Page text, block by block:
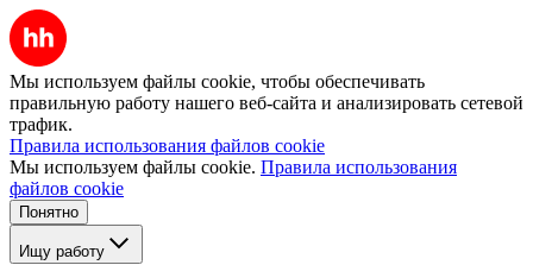
Мы используем файлы cookie, чтобы обеспечивать
правильную работу нашего веб-сайта и анализировать сетевой
трафик.
Правила использования файлов cookie
Мы используем файлы cookie. Правила использования
файлов cookie
Понятно
Ищу работу